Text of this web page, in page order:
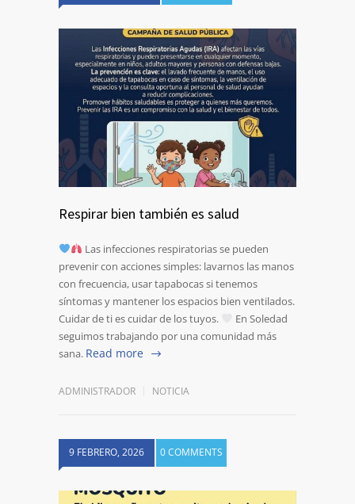
Respirar bien también es salud
Las infecciones respiratorias se pueden
prevenir con acciones simples: lavarnos las manos
con frecuencia, usar tapabocas si tenemos
síntomas y mantener los espacios bien ventilados.
Cuidar de ti es cuidar de los tuyos.
En Soledad
seguimos trabajando por una comunidad más
sana. Read more
ADMINISTRADOR NOTICIA
9 FEBRERO, 2026 0 COMMENTS